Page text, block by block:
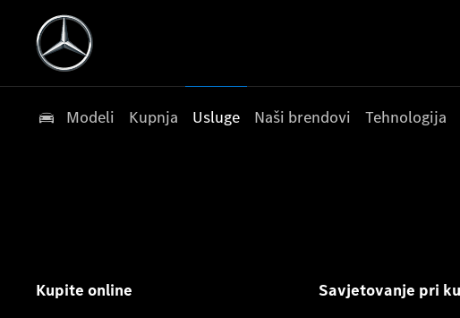
Modeli Kupnja Usluge Naši brendovi Tehnologija
Kupite online Savjetovanje pri